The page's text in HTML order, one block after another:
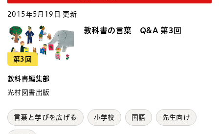
2015年5月19日 更新
第3回
教科書の言葉 Q&A 第3回
教科書編集部
光村図書出版
言葉と学びを広げる 小学校 国語 先生向け